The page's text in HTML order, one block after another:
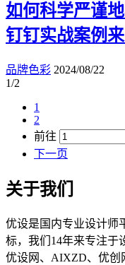
如何科学严谨
钉钉实战案例来
品牌色彩 2024/08/22
1/2
1
2
前往
下一页
关于我们
优设是国内专业设计师
标，我们14年来专注于
优设网、AIXZD、优创